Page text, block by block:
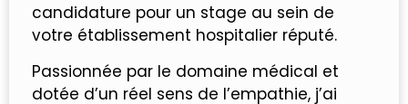
candidature pour un stage au sein de
votre établissement hospitalier réputé.
Passionnée par le domaine médical et
dotée d’un réel sens de l’empathie, j’ai